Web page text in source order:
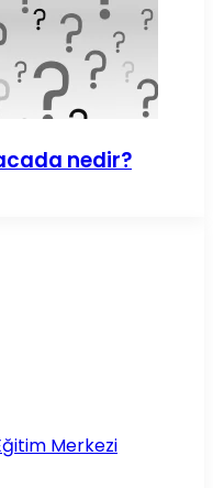
nedir?
Merkezi